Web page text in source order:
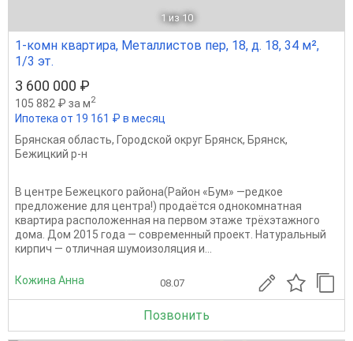
1 из 10
1-комн квартира, Металлистов пер, 18, д. 18, 34 м²,
1/3 эт.
3 600 000 ₽
105 882 ₽ за м2
Ипотека от 19 161 ₽ в месяц
Брянская область, Городской округ Брянск, Брянск,
Бежицкий р-н
В центре Бежецкого района(Район «Бум» —редкое
предложение для центра!) продаётся однокомнатная
квартира расположенная на первом этаже трёхэтажного
дома. Дом 2015 года — современный проект. Натуральный
кирпич — отличная шумоизоляция и...
Кожина Анна 08.07
Позвонить